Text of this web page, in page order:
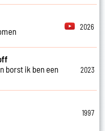
2026
borst ik ben een
2023
1997